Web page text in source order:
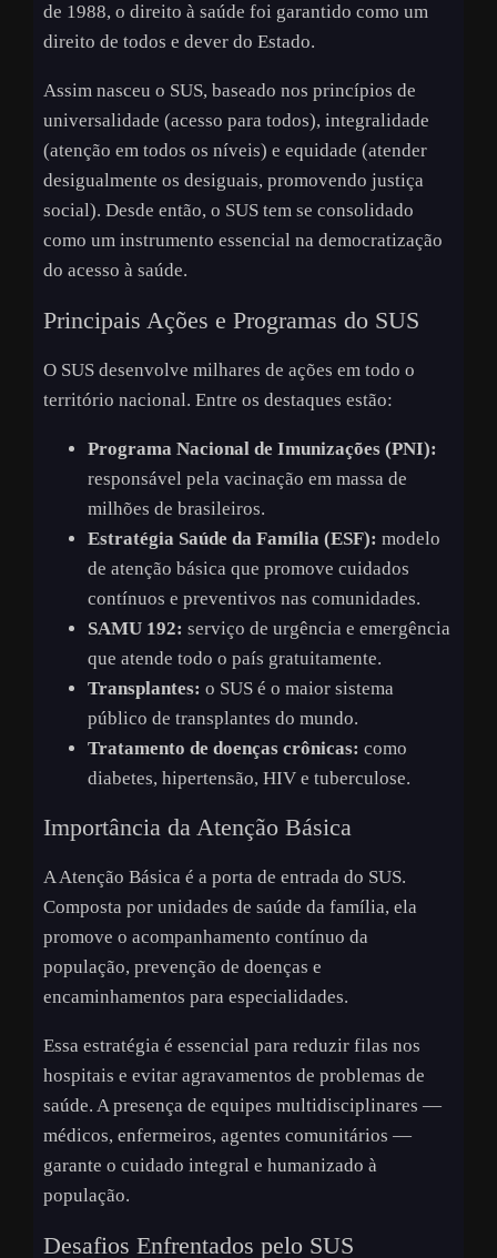
de 1988, o direito à saúde foi garantido como um
direito de todos e dever do Estado.
Assim nasceu o SUS, baseado nos princípios de
universalidade (acesso para todos), integralidade
(atenção em todos os níveis) e equidade (atender
desigualmente os desiguais, promovendo justiça
social). Desde então, o SUS tem se consolidado
como um instrumento essencial na democratização
do acesso à saúde.
Principais Ações e Programas do SUS
O SUS desenvolve milhares de ações em todo o
território nacional. Entre os destaques estão:
Programa Nacional de Imunizações (PNI):
responsável pela vacinação em massa de
milhões de brasileiros.
Estratégia Saúde da Família (ESF): modelo
de atenção básica que promove cuidados
contínuos e preventivos nas comunidades.
SAMU 192: serviço de urgência e emergência
que atende todo o país gratuitamente.
Transplantes: o SUS é o maior sistema
público de transplantes do mundo.
Tratamento de doenças crônicas: como
diabetes, hipertensão, HIV e tuberculose.
Importância da Atenção Básica
A Atenção Básica é a porta de entrada do SUS.
Composta por unidades de saúde da família, ela
promove o acompanhamento contínuo da
população, prevenção de doenças e
encaminhamentos para especialidades.
Essa estratégia é essencial para reduzir filas nos
hospitais e evitar agravamentos de problemas de
saúde. A presença de equipes multidisciplinares —
médicos, enfermeiros, agentes comunitários —
garante o cuidado integral e humanizado à
população.
Desafios Enfrentados pelo SUS